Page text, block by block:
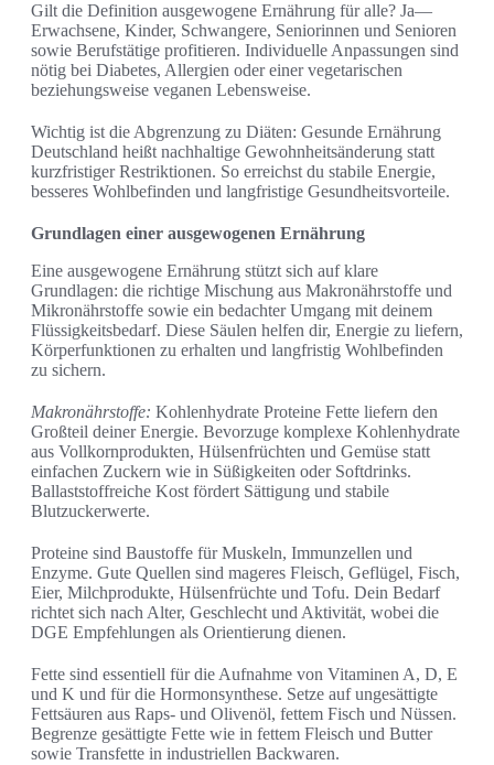
Gilt die Definition ausgewogene Ernährung für alle? Ja—
Erwachsene, Kinder, Schwangere, Seniorinnen und Senioren
sowie Berufstätige profitieren. Individuelle Anpassungen sind
nötig bei Diabetes, Allergien oder einer vegetarischen
beziehungsweise veganen Lebensweise.
Wichtig ist die Abgrenzung zu Diäten: Gesunde Ernährung
Deutschland heißt nachhaltige Gewohnheitsänderung statt
kurzfristiger Restriktionen. So erreichst du stabile Energie,
besseres Wohlbefinden und langfristige Gesundheitsvorteile.
Grundlagen einer ausgewogenen Ernährung
Eine ausgewogene Ernährung stützt sich auf klare
Grundlagen: die richtige Mischung aus Makronährstoffe und
Mikronährstoffe sowie ein bedachter Umgang mit deinem
Flüssigkeitsbedarf. Diese Säulen helfen dir, Energie zu liefern,
Körperfunktionen zu erhalten und langfristig Wohlbefinden
zu sichern.
Makronährstoffe: Kohlenhydrate Proteine Fette liefern den
Großteil deiner Energie. Bevorzuge komplexe Kohlenhydrate
aus Vollkornprodukten, Hülsenfrüchten und Gemüse statt
einfachen Zuckern wie in Süßigkeiten oder Softdrinks.
Ballaststoffreiche Kost fördert Sättigung und stabile
Blutzuckerwerte.
Proteine sind Baustoffe für Muskeln, Immunzellen und
Enzyme. Gute Quellen sind mageres Fleisch, Geflügel, Fisch,
Eier, Milchprodukte, Hülsenfrüchte und Tofu. Dein Bedarf
richtet sich nach Alter, Geschlecht und Aktivität, wobei die
DGE Empfehlungen als Orientierung dienen.
Fette sind essentiell für die Aufnahme von Vitaminen A, D, E
und K und für die Hormonsynthese. Setze auf ungesättigte
Fettsäuren aus Raps- und Olivenöl, fettem Fisch und Nüssen.
Begrenze gesättigte Fette wie in fettem Fleisch und Butter
sowie Transfette in industriellen Backwaren.